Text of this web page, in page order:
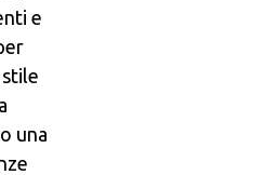
e
una